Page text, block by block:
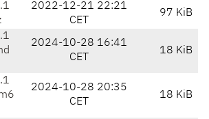
2022-12-21 22:21
CET
97 KiB
2024-10-28 16:41
CET
18 KiB
2024-10-28 20:35
CET
18 KiB